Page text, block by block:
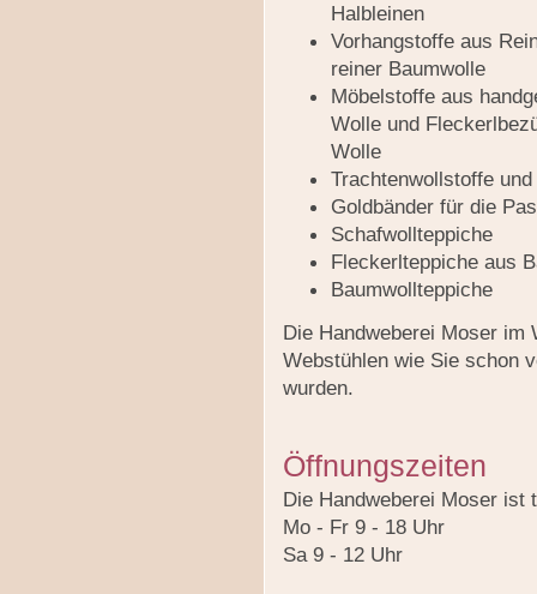
Halbleinen
Vorhangstoffe aus
reiner Baumwolle
Möbelstoffe aus
Wolle und
Wolle
Trachtenwollstoffe
Goldbänder für die
Schafwollteppiche
Fleckerlteppiche aus
Baumwollteppiche
Die Handweberei Moser im
Webstühlen wie Sie schon
wurden.
Öffnungszeiten
Die Handweberei Moser ist
Mo - Fr 9 - 18 Uhr
Sa 9 - 12 Uhr